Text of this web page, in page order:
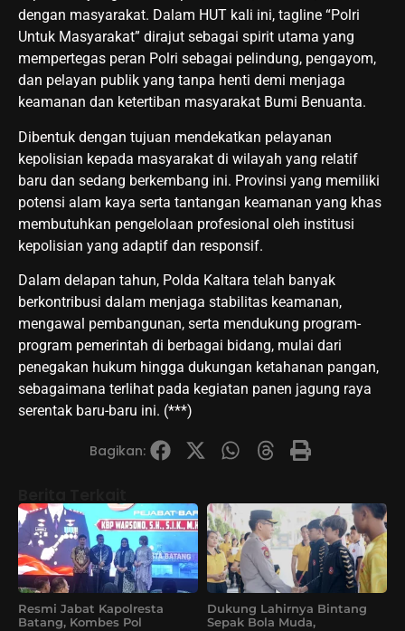
dengan masyarakat. Dalam HUT kali ini, tagline “Polri
Untuk Masyarakat” dirajut sebagai spirit utama yang
mempertegas peran Polri sebagai pelindung, pengayom,
dan pelayan publik yang tanpa henti demi menjaga
keamanan dan ketertiban masyarakat Bumi Benuanta.
Dibentuk dengan tujuan mendekatkan pelayanan
kepolisian kepada masyarakat di wilayah yang relatif
baru dan sedang berkembang ini. Provinsi yang memiliki
potensi alam kaya serta tantangan keamanan yang khas
membutuhkan pengelolaan profesional oleh institusi
kepolisian yang adaptif dan responsif.
Dalam delapan tahun, Polda Kaltara telah banyak
berkontribusi dalam menjaga stabilitas keamanan,
mengawal pembangunan, serta mendukung program-
program pemerintah di berbagai bidang, mulai dari
penegakan hukum hingga dukungan ketahanan pangan,
sebagaimana terlihat pada kegiatan panen jagung raya
serentak baru-baru ini. (***)
Bagikan:
Resmi Jabat Kapolresta
Batang, Kombes Pol
Dukung Lahirnya Bintang
Sepak Bola Muda,